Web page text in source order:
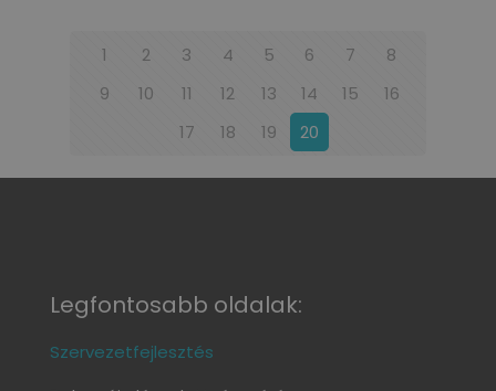
1 2 3 4 5 6 7
8
9
10 11 12 13 14 15
16
17
18 19 20
Legfontosabb oldalak:
Szervezetfejlesztés